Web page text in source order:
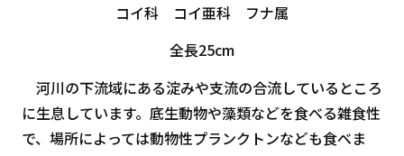
コイ科 コイ亜科 フナ属
全長25cm
河川の下流域にある淀みや支流の合流しているところ
に生息しています。底生動物や藻類などを食べる雑食性
で、場所によっては動物性プランクトンなども食べま